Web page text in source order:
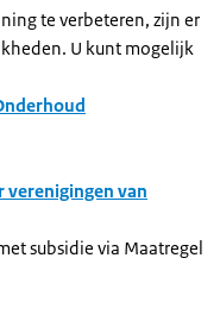
te verbeteren, zijn er
U kunt mogelijk
verenigingen van
subsidie via Maatregel